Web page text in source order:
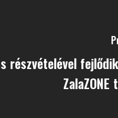
részvételével